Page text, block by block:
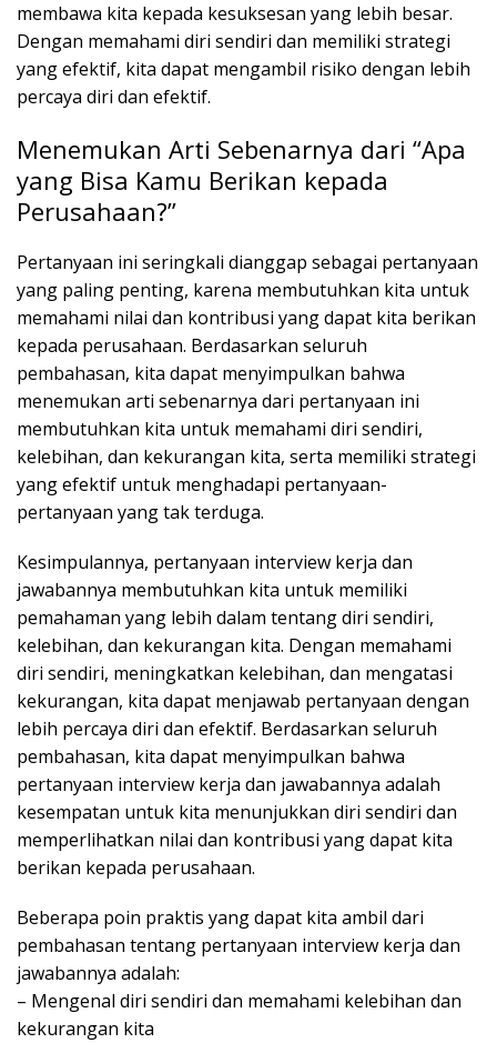
membawa kita kepada kesuksesan yang lebih besar.
Dengan memahami diri sendiri dan memiliki strategi
yang efektif, kita dapat mengambil risiko dengan lebih
percaya diri dan efektif.
Menemukan Arti Sebenarnya dari “Apa
yang Bisa Kamu Berikan kepada
Perusahaan?”
Pertanyaan ini seringkali dianggap sebagai pertanyaan
yang paling penting, karena membutuhkan kita untuk
memahami nilai dan kontribusi yang dapat kita berikan
kepada perusahaan. Berdasarkan seluruh
pembahasan, kita dapat menyimpulkan bahwa
menemukan arti sebenarnya dari pertanyaan ini
membutuhkan kita untuk memahami diri sendiri,
kelebihan, dan kekurangan kita, serta memiliki strategi
yang efektif untuk menghadapi pertanyaan-
pertanyaan yang tak terduga.
Kesimpulannya, pertanyaan interview kerja dan
jawabannya membutuhkan kita untuk memiliki
pemahaman yang lebih dalam tentang diri sendiri,
kelebihan, dan kekurangan kita. Dengan memahami
diri sendiri, meningkatkan kelebihan, dan mengatasi
kekurangan, kita dapat menjawab pertanyaan dengan
lebih percaya diri dan efektif. Berdasarkan seluruh
pembahasan, kita dapat menyimpulkan bahwa
pertanyaan interview kerja dan jawabannya adalah
kesempatan untuk kita menunjukkan diri sendiri dan
memperlihatkan nilai dan kontribusi yang dapat kita
berikan kepada perusahaan.
Beberapa poin praktis yang dapat kita ambil dari
pembahasan tentang pertanyaan interview kerja dan
jawabannya adalah:
– Mengenal diri sendiri dan memahami kelebihan dan
kekurangan kita